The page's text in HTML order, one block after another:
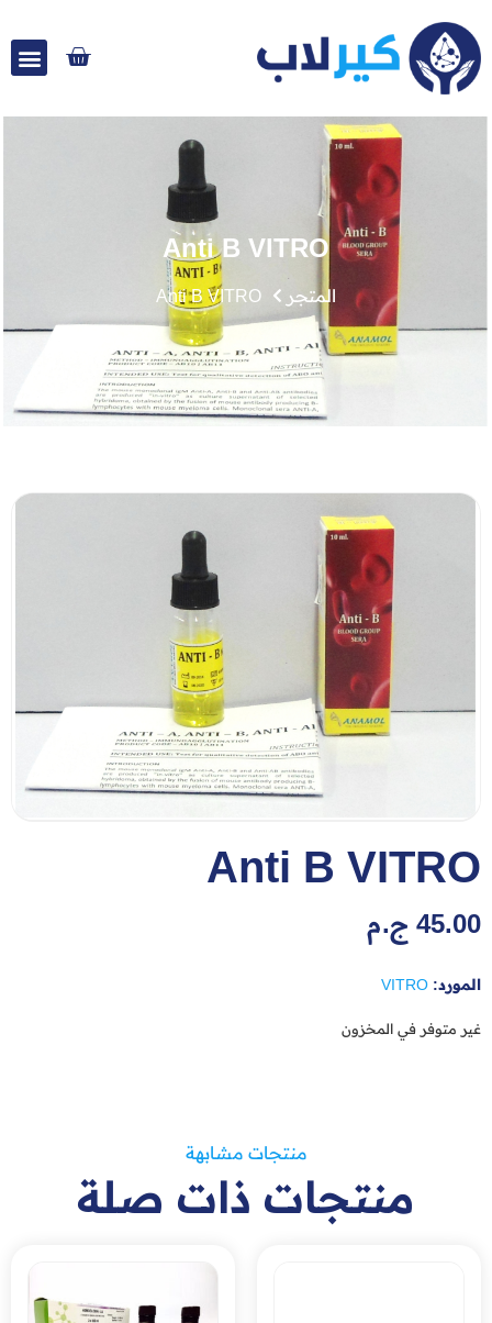
Anti B VITRO
المتجر Anti B VITRO
Anti B VITRO
45.00 ج.م
المورد: VITRO
غير متوفر في المخزون
منتجات مشابهة
منتجات ذات صلة